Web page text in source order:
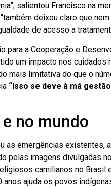
salientou Francisco na
deixou claro que
de acesso a
para a Cooperação e
um impacto nos
mais limitativa do que o
“isso se deve à má
no mundo
as emergências
pelas imagens divulgadas
camilianos no Brasil
anos ajuda os povos